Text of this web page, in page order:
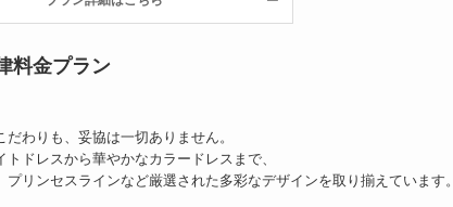
料金プラン
だわりも、妥協は一切ありません。
トドレスから華やかなカラードレスまで、
プリンセスラインなど厳選された多彩なデザインを取り揃えています。